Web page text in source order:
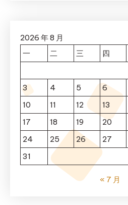
2026 年 8 月
一
二 三 四
3
4 5 6
10
11 12 13
17
18 19 20
24
25 26 27
31
« 7 月